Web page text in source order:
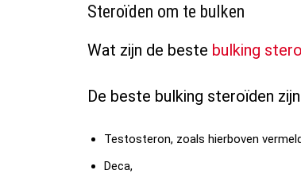
Steroïden om te bulken
Wat zijn de beste bulking
De beste bulking steroïden
Testosteron, zoals hierboven
Deca,